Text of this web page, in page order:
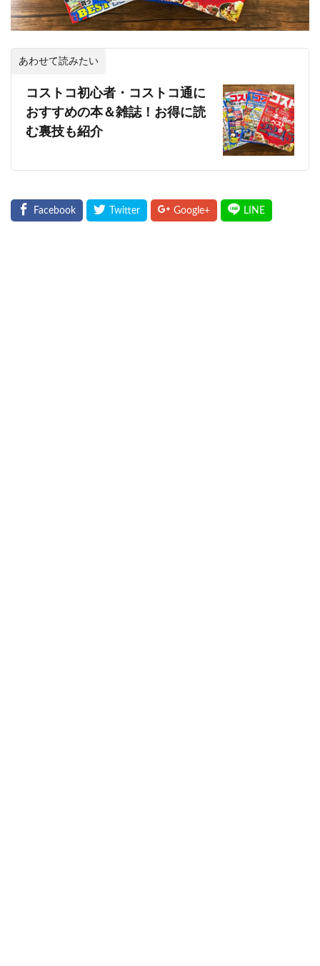
あわせて読みたい
コストコ初心者・コストコ通に
おすすめの本＆雑誌！お得に読
む裏技も紹介